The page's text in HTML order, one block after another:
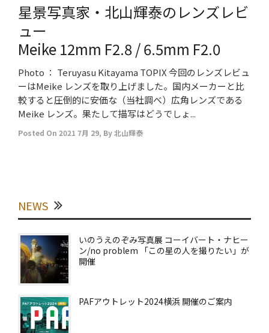
星景写真家・北山輝泰のレンズレビ
ュー
Meike 12mm F2.8 / 6.5mm F2.0
Photo ： Teruyasu Kitayama TOPIX 今回のレンズレビュ
ーはMeike レンズを取り上げました。国内メーカーと比
較すると圧倒的に安価な（当社調べ）広角レンズである
Meike レンズ。果たして描写はどうでしょ...
Posted On 2021 7月 29, By北山輝泰
NEWS
いのうえのぞみ写真展 コーイバート・ナヒー
ン/no problem 「この星の人を撮りたい」が
開催
PAFアウトレット2024横浜 開催のご案内